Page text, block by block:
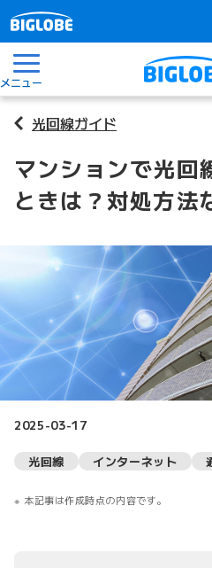
メニュー
光回線ガイド
マンションで光回
ときは？対処方法
2025-03-17
光回線 インターネット
本記事は作成時点の内容です。